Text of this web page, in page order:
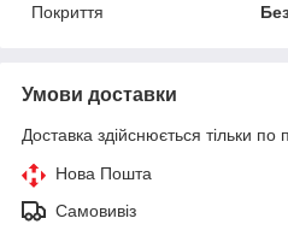
Покриття
Умови доставки
Доставка здійснюється тільки по
Нова Пошта
Самовивіз